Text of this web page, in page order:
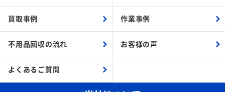
買取事例 作業事例
不用品回収の流れ お客様の声
よくあるご質問